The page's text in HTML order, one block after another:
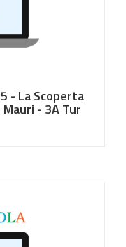
- La Scoperta
- 3A Tur